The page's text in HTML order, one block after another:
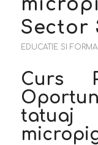
Sector
EDUCATIE SI
Curs